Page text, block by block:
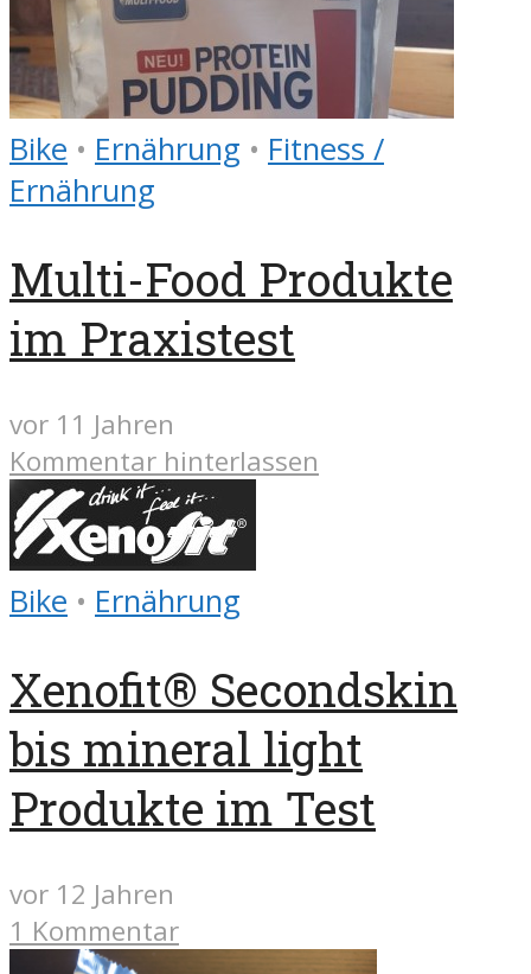
Bike • Ernährung • Fitness /
Ernährung
Multi-Food Produkte
im Praxistest
vor 11 Jahren
Kommentar hinterlassen
Bike • Ernährung
Xenofit® Secondskin
bis mineral light
Produkte im Test
vor 12 Jahren
1 Kommentar